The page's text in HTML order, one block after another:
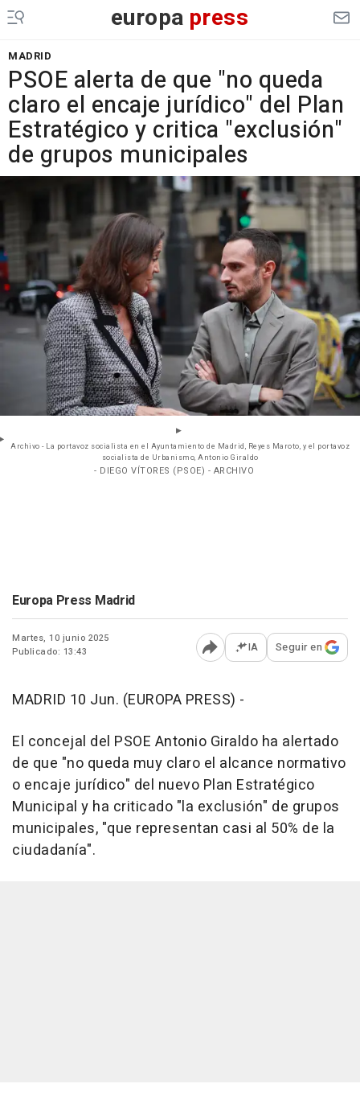
europa press
MADRID
PSOE alerta de que "no queda
claro el encaje jurídico" del Plan
Estratégico y critica "exclusión"
de grupos municipales
Archivo - La portavoz socialista en el Ayuntamiento de Madrid, Reyes Maroto, y el portavoz
socialista de Urbanismo, Antonio Giraldo
- DIEGO VÍTORES (PSOE) - ARCHIVO
Europa Press Madrid
Martes, 10 junio 2025
Publicado: 13:43
Abrir opciones para
IA Seguir en
MADRID 10 Jun. (EUROPA PRESS) -
El concejal del PSOE Antonio Giraldo ha alertado
de que "no queda muy claro el alcance normativo
o encaje jurídico" del nuevo Plan Estratégico
Municipal y ha criticado "la exclusión" de grupos
municipales, "que representan casi al 50% de la
ciudadanía".